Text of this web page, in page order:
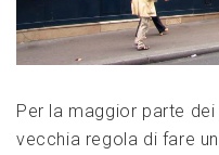
Per la maggior parte
vecchia regola di fare